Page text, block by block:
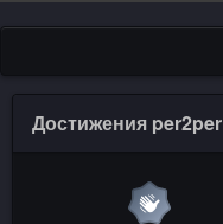
Достижения per2per